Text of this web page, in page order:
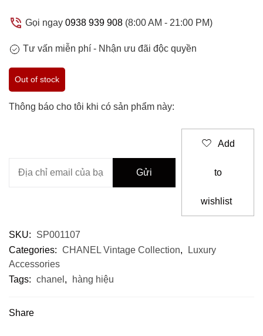
Gọi ngay 0938 939 908 (8:00 AM - 21:00 PM)
Tư vấn miễn phí - Nhận ưu đãi độc quyền
Out of stock
Thông báo cho tôi khi có sản phẩm này:
Add
to
wishlist
SKU:
SP001107
Categories: CHANEL Vintage Collection,
Luxury
Accessories
Tags: chanel , hàng hiệu
Share